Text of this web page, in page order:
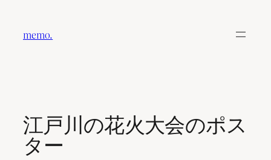
memo.
江戸川の花火大会のポス
ター